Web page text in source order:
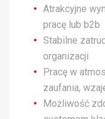
Atrakcyjne
pracę lub b2b
Stabilne
organizacji
Pracę w
zaufania,
Możliwość